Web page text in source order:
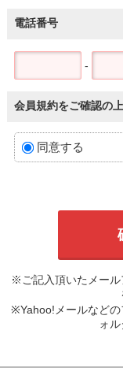
電話番号
-
会員規約をご確認の
同意する
※ご記入頂いたメール
※Yahoo!メールなどの
ォ